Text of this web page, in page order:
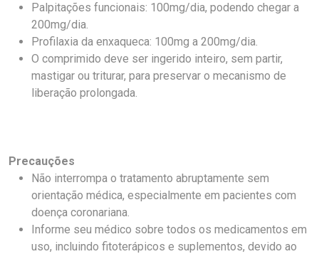
Palpitações funcionais: 100mg/dia, podendo chegar a
200mg/dia.
Profilaxia da enxaqueca: 100mg a 200mg/dia.
O comprimido deve ser ingerido inteiro, sem partir,
mastigar ou triturar, para preservar o mecanismo de
liberação prolongada.
Precauções
Não interrompa o tratamento abruptamente sem
orientação médica, especialmente em pacientes com
doença coronariana.
Informe seu médico sobre todos os medicamentos em
uso, incluindo fitoterápicos e suplementos, devido ao